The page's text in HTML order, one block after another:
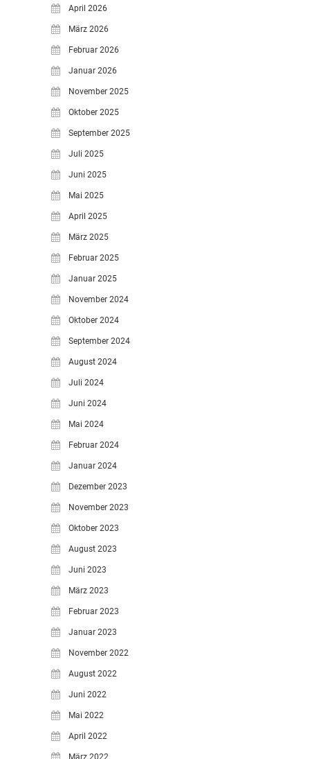
April 2026
März 2026
Februar 2026
Januar 2026
November 2025
Oktober 2025
September 2025
Juli 2025
Juni 2025
Mai 2025
April 2025
März 2025
Februar 2025
Januar 2025
November 2024
Oktober 2024
September 2024
August 2024
Juli 2024
Juni 2024
Mai 2024
Februar 2024
Januar 2024
Dezember 2023
November 2023
Oktober 2023
August 2023
Juni 2023
März 2023
Februar 2023
Januar 2023
November 2022
August 2022
Juni 2022
Mai 2022
April 2022
März 2022